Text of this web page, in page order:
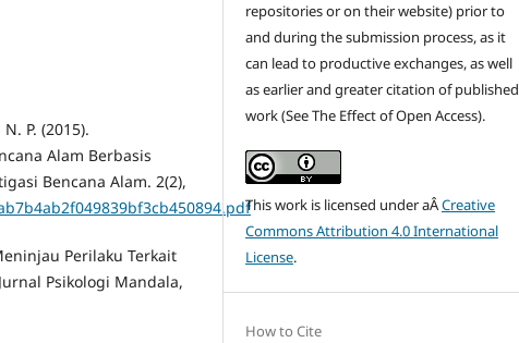
P. (2015).
Alam Berbasis
Bencana Alam. 2(2),
Perilaku Terkait
Psikologi Mandala,
repositories or on their website) prior to
and during the submission process, as it
can lead to productive exchanges, as well
as earlier and greater citation of published
work (See The Effect of Open Access).
This work is licensed under aÂCreative
Commons Attribution 4.0 International
License.
How to Cite